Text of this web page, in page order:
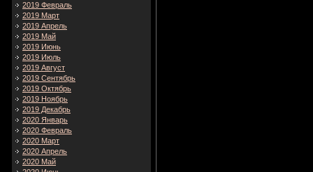
2019 Февраль
2019 Март
2019 Апрель
2019 Май
2019 Июнь
2019 Июль
2019 Август
2019 Сентябрь
2019 Октябрь
2019 Ноябрь
2019 Декабрь
2020 Январь
2020 Февраль
2020 Март
2020 Апрель
2020 Май